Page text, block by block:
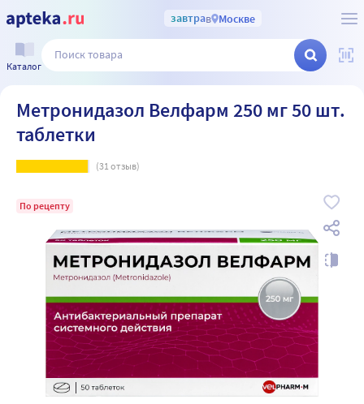
завтрав Москве
Каталог
Метронидазол Велфарм 250 мг 50 шт.
таблетки
(31отзыв)
По рецепту